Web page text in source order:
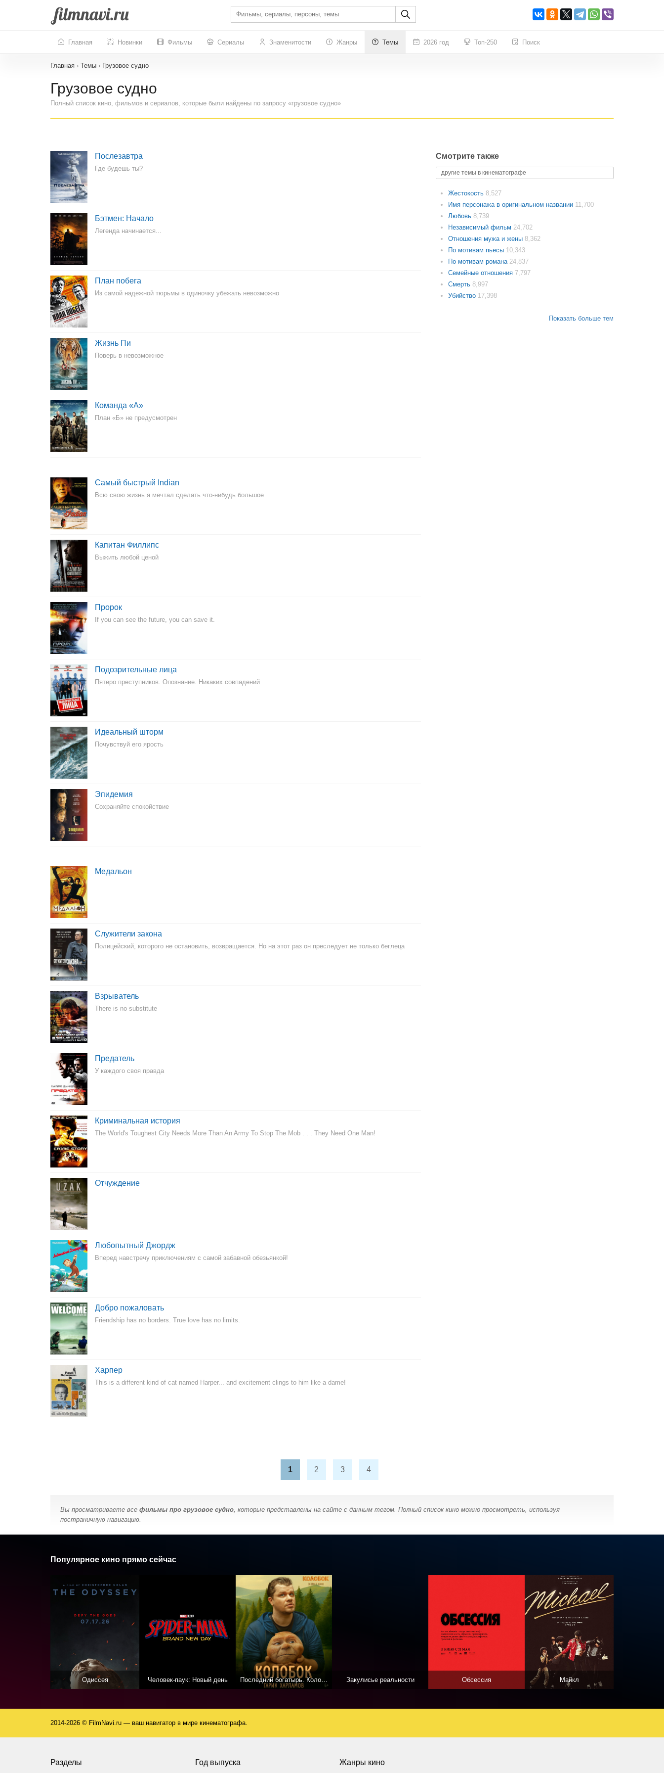
Главная Новинки Фильмы Сериалы Знаменитости Жанры Темы 2026 год Топ-250 Поиск
Главная › Темы › Грузовое судно
Грузовое судно
Полный список кино, фильмов и сериалов, которые были найдены по запросу «грузовое судно»
Послезавтра
Где будешь ты?
Бэтмен: Начало
Легенда начинается...
План побега
Из самой надежной тюрьмы в одиночку убежать невозможно
Жизнь Пи
Поверь в невозможное
Команда «А»
План «Б» не предусмотрен
Самый быстрый Indian
Всю свою жизнь я мечтал сделать что-нибудь большое
Капитан Филлипс
Выжить любой ценой
Пророк
If you can see the future, you can save it.
Подозрительные лица
Пятеро преступников. Опознание. Никаких совпадений
Идеальный шторм
Почувствуй его ярость
Эпидемия
Сохраняйте спокойствие
Медальон
Служители закона
Полицейский, которого не остановить, возвращается. Но на этот раз он преследует не только беглеца
Взрыватель
There is no substitute
Предатель
У каждого своя правда
Криминальная история
The World's Toughest City Needs More Than An Army To Stop The Mob . . . They Need One Man!
Отчуждение
Любопытный Джордж
Вперед навстречу приключениям с самой забавной обезьянкой!
Добро пожаловать
Friendship has no borders. True love has no limits.
Харпер
This is a different kind of cat named Harper... and excitement clings to him like a dame!
Смотрите также
другие темы в кинематографе
Жестокость 8,527
Имя персонажа в оригинальном названии 11,700
Любовь 8,739
Независимый фильм 24,702
Отношения мужа и жены 8,362
По мотивам пьесы 10,343
По мотивам романа 24,837
Семейные отношения 7,797
Смерть 8,997
Убийство 17,398
Показать больше тем
1 2 3 4
Вы просматриваете все фильмы про грузовое судно, которые представлены на сайте с данным тегом. Полный список кино можно просмотреть, используя
постраничную навигацию.
Популярное кино прямо сейчас
Одиссея Человек-паук: Новый день Последний богатырь. Колобок Закулисье реальности Обсессия Майкл
2014-2026 © FilmNavi.ru — ваш навигатор в мире кинематографа.
Разделы Год выпуска Жанры кино